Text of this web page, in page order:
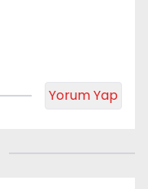
Yorum Yap